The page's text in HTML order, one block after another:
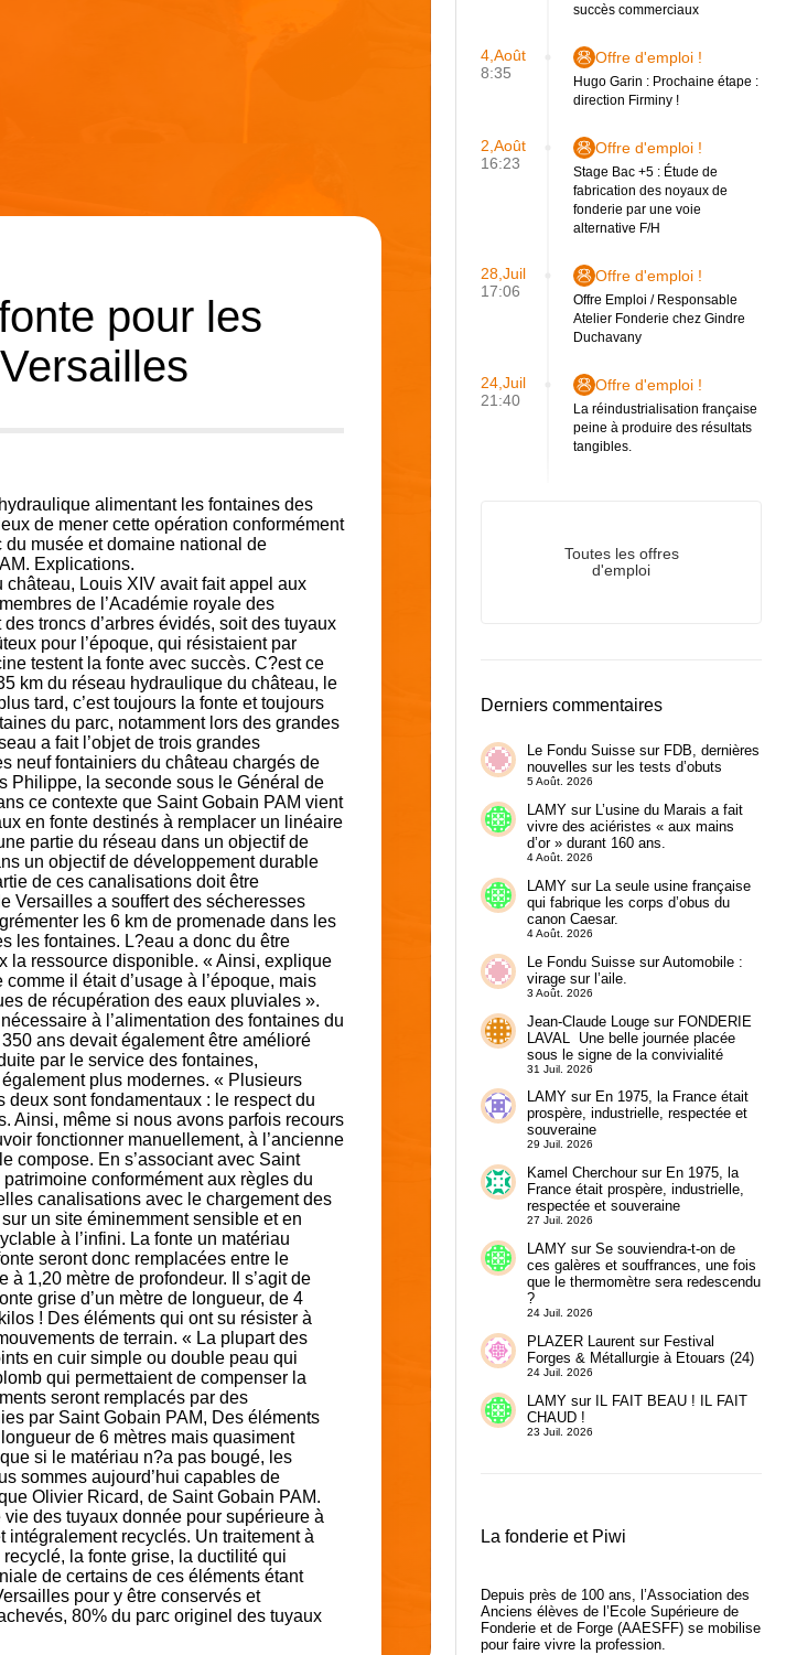
pour les
alimentant les fontaines des
de mener cette opération conformément
musée et domaine national de
Explications.
Louis XIV avait fait appel aux
de l’Académie royale des
troncs d’arbres évidés, soit des tuyaux
pour l’époque, qui résistaient par
testent la fonte avec succès. C?est ce
km du réseau hydraulique du château, le
tard, c’est toujours la fonte et toujours
du parc, notamment lors des grandes
a fait l’objet de trois grandes
neuf fontainiers du château chargés de
Philippe, la seconde sous le Général de
ce contexte que Saint Gobain PAM vient
en fonte destinés à remplacer un linéaire
partie du réseau dans un objectif de
un objectif de développement durable
de ces canalisations doit être
Versailles a souffert des sécheresses
les 6 km de promenade dans les
les fontaines. L?eau a donc du être
la ressource disponible. « Ainsi, explique
il était d’usage à l’époque, mais
de récupération des eaux pluviales ».
à l’alimentation des fontaines du
ans devait également être amélioré
par le service des fontaines,
plus modernes. « Plusieurs
sont fondamentaux : le respect du
Ainsi, même si nous avons parfois recours
fonctionner manuellement, à l’ancienne
compose. En s’associant avec Saint
conformément aux règles du
canalisations avec le chargement des
un site éminemment sensible et en
à l’infini. La fonte un matériau
seront donc remplacées entre le
1,20 mètre de profondeur. Il s’agit de
grise d’un mètre de longueur, de 4
! Des éléments qui ont su résister à
de terrain. « La plupart des
en cuir simple ou double peau qui
qui permettaient de compenser la
seront remplacés par des
par Saint Gobain PAM, Des éléments
de 6 mètres mais quasiment
si le matériau n?a pas bougé, les
sommes aujourd’hui capables de
Olivier Ricard, de Saint Gobain PAM.
des tuyaux donnée pour supérieure à
recyclés. Un traitement à
la fonte grise, la ductilité qui
de certains de ces éléments étant
pour y être conservés et
80% du parc originel des tuyaux
succès commerciaux
4,Août
8:35
Offre d'emploi !
Hugo Garin : Prochaine étape :
direction Firminy !
2,Août
16:23
Offre d'emploi !
Stage Bac +5 : Étude de
fabrication des noyaux de
fonderie par une voie
alternative F/H
28,Juil
17:06
Offre d'emploi !
Offre Emploi / Responsable
Atelier Fonderie chez Gindre
Duchavany
24,Juil
21:40
Offre d'emploi !
La réindustrialisation française
peine à produire des résultats
tangibles.
Toutes les offres
d'emploi
Derniers commentaires
Le Fondu Suissesur FDB, dernières
nouvelles sur les tests d’obuts
5 Août. 2026
LAMYsur L’usine du Marais a fait
vivre des aciéristes « aux mains
d’or » durant 160 ans.
4 Août. 2026
LAMYsur La seule usine française
qui fabrique les corps d’obus du
canon Caesar.
4 Août. 2026
Le Fondu SuissesurAutomobile :
virage sur l’aile.
3 Août. 2026
Jean-Claude Lougesur FONDERIE
LAVAL Une belle journée placée
sous le signe de la convivialité
31 Juil. 2026
LAMYsur En 1975, la France était
prospère, industrielle, respectée et
souveraine
29 Juil. 2026
Kamel Cherchoursur En 1975, la
France était prospère, industrielle,
respectée et souveraine
27 Juil. 2026
LAMYsur Se souviendra-t-on de
ces galères et souffrances, une fois
que le thermomètre sera redescendu
?
24 Juil. 2026
PLAZER Laurentsur Festival
Forges & Métallurgie à Etouars (24)
24 Juil. 2026
LAMYsur IL FAIT BEAU ! IL FAIT
CHAUD !
23 Juil. 2026
La fonderie et Piwi
Depuis près de 100 ans, l’Association des
Anciens élèves de l’Ecole Supérieure de
Fonderie et de Forge (AAESFF) se mobilise
pour faire vivre la profession.